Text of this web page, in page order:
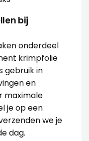
bij
onderdeel
krimpfolie
gebruik in
en
maximale
je op een
we je
dag.